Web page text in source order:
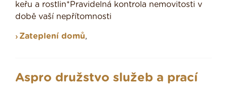
keřu a rostlin*Pravidelná kontrola nemovitosti v
době vaší nepřítomnosti
Zateplení domů,
Aspro družstvo služeb a prací